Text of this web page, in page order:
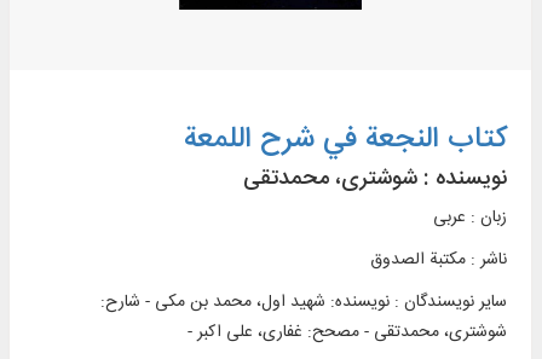
کتاب النجعة في شرح اللمعة
نویسنده : شوشتری، محمدتقی
زبان : عربی
ناشر : مکتبة الصدوق
سایر نویسندگان : نویسنده: شهید اول، محمد بن مکی - شارح:
شوشتری، محمدتقی - مصحح: غفاری، علی‌ اکبر -